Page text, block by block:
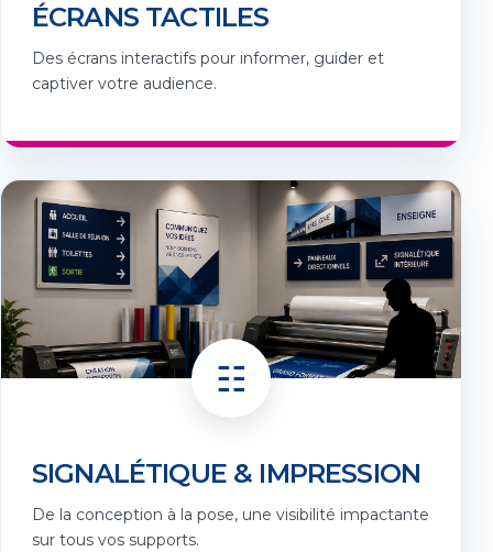
ÉCRANS TACTILES
Des écrans interactifs pour informer, guider et
captiver votre audience.
☷
SIGNALÉTIQUE & IMPRESSION
De la conception à la pose, une visibilité impactante
sur tous vos supports.